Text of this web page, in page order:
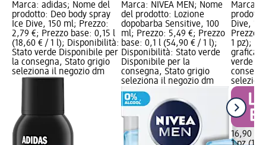
Marca: adidas; Nome del
prodotto: Deo body spray
Ice Dive, 150 ml; Prezzo:
2,79 €; Prezzo base: 0,15 l
(18,60 € / 1 l); Disponibilità:
Stato verde Disponibile per
la consegna, Stato grigio
seleziona il negozio dm
Marca: NIVEA MEN; Nome
del prodotto: Lozione
dopobarba Sensitive, 100
ml; Prezzo: 5,49 €; Prezzo
base: 0,1 l (54,90 € / 1 l);
Disponibilità: Stato verde
Disponibile per la
consegna, Stato grigio
seleziona il negozio dm
Marca:
Dive, 1
Prezzo
1 pz);
grafica;
verde
16,90 €